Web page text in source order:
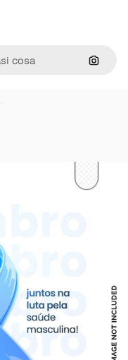
Cerca